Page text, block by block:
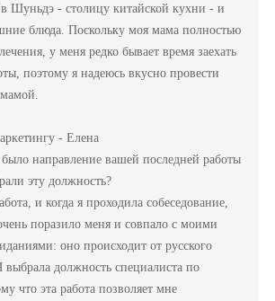
Шуньдэ - столицу китайской кухни - и
блюда. Поскольку моя мама полностью
у меня редко бывает время заехать
поэтому я надеюсь вкусно провести
- Елена
направление вашей последней работы
эту должность?
и когда я проходила собеседование,
поразило меня и совпало с моими
оно происходит от русского
должность специалиста по
что эта работа позволяет мне